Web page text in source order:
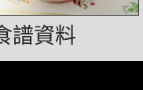
譜資料